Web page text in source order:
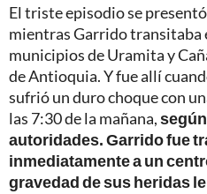
El triste episodio se
mientras Garrido transitaba
municipios de Uramita y
de Antioquia. Y fue allí
sufrió un duro choque con
las 7:30 de la mañana,
autoridades. Garrido fue
inmediatamente a un
gravedad de sus heridas